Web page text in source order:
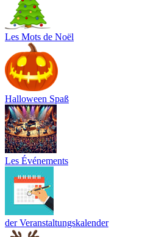
Les Mots de Noël
Halloween Spaß
Les Événements
der Veranstaltungskalender